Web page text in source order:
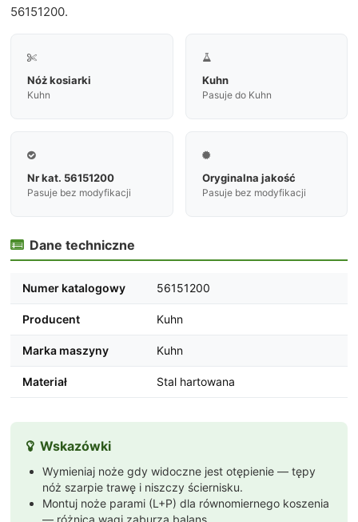
56151200.

Nóż kosiarki
Kuhn

Kuhn
Pasuje do Kuhn

Nr kat. 56151200
Pasuje bez modyfikacji

Oryginalna jakość
Pasuje bez modyfikacji
 Dane techniczne
Numer katalogowy 56151200
Producent Kuhn
Marka maszyny Kuhn
Materiał Stal hartowana
 Wskazówki
Wymieniaj noże gdy widoczne jest otępienie — tępy
nóż szarpie trawę i niszczy ściernisku.
Montuj noże parami (L+P) dla równomiernego koszenia